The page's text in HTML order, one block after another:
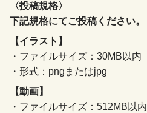
〈投稿規格〉
下記規格にてご投稿ください。
【イラスト】
・ファイルサイズ：30MB以内
・形式：pngまたはjpg
【動画】
・ファイルサイズ：512MB以内